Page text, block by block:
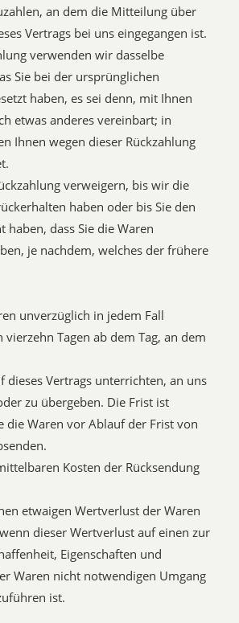
an dem die Mitteilung über
Vertrags bei uns eingegangen ist.
verwenden wir dasselbe
Sie bei der ursprünglichen
haben, es sei denn, mit Ihnen
etwas anderes vereinbart; in
Ihnen wegen dieser Rückzahlung
verweigern, bis wir die
haben oder bis Sie den
haben, dass Sie die Waren
je nachdem, welches der frühere
unverzüglich in jedem Fall
vierzehn Tagen ab dem Tag, an dem
dieses Vertrags unterrichten, an uns
zu übergeben. Die Frist ist
die Waren vor Ablauf der Frist von
Kosten der Rücksendung
etwaigen Wertverlust der Waren
dieser Wertverlust auf einen zur
Eigenschaften und
Waren nicht notwendigen Umgang
ist.